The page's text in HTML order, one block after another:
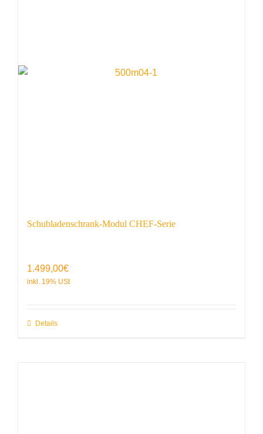
Schubladenschrank-Modul CHEF-Serie
1.499,00€
Details